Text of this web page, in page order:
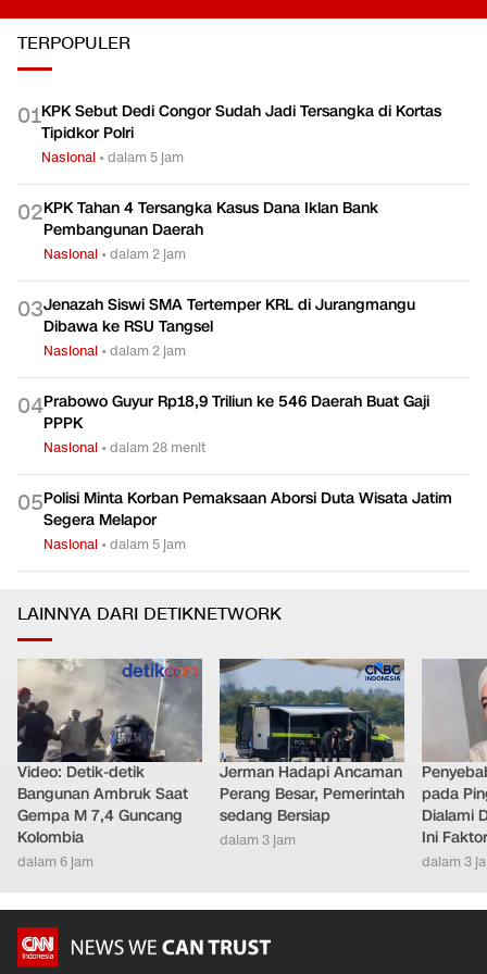
TERPOPULER
01KPK Sebut Dedi Congor Sudah Jadi Tersangka di Kortas
Tipidkor Polri
Nasional •dalam 5 jam
02KPK Tahan 4 Tersangka Kasus Dana Iklan Bank
Pembangunan Daerah
Nasional •dalam 2 jam
03Jenazah Siswi SMA Tertemper KRL di Jurangmangu
Dibawa ke RSU Tangsel
Nasional •dalam 2 jam
04Prabowo Guyur Rp18,9 Triliun ke 546 Daerah Buat Gaji
PPPK
Nasional •dalam 28 menit
05Polisi Minta Korban Pemaksaan Aborsi Duta Wisata Jatim
Segera Melapor
Nasional •dalam 5 jam
LAINNYA DARI DETIKNETWORK
Video: Detik-detik
Bangunan Ambruk Saat
Gempa M 7,4 Guncang
Kolombia
dalam 6 jam
Jerman Hadapi Ancaman
Perang Besar, Pemerintah
sedang Bersiap
dalam 3 jam
pada
Dialami
Ini
dalam 3